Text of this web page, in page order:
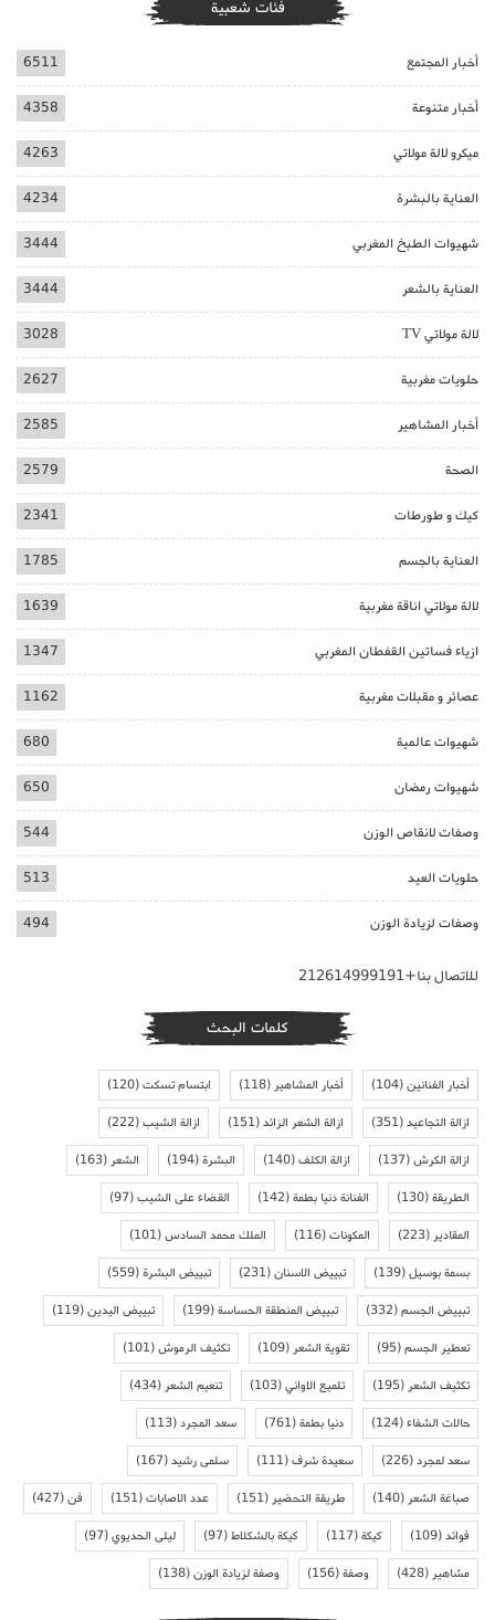
فئات شعبية
أخبار المجتمع 6511
أخبار متنوعة 4358
ميكرو لالة مولاتي 4263
العناية بالبشرة 4234
شهيوات الطبخ المغربي 3444
العناية بالشعر 3444
لالة مولاتي TV 3028
حلويات مغربية 2627
أخبار المشاهير 2585
الصحة 2579
كيك و طورطات 2341
العناية بالجسم 1785
لالة مولاتي اناقة مغربية 1639
ازياء فساتين القفطان المغربي 1347
عصائر و مقبلات مغربية 1162
شهيوات عالمية 680
شهيوات رمضان 650
وصفات لانقاص الوزن 544
حلويات العيد 513
وصفات لزيادة الوزن 494
للاتصال بنا+212614999191
كلمات البحث
أخبار الفنانين(104) أخبار المشاهير(118) ابتسام تسكت(120)
ازالة التجاعيد(351) ازالة الشعر الزائد(151) ازالة الشيب(222)
ازالة الكرش(137) ازالة الكلف(140) البشرة(194) الشعر(163)
الطريقة(130) الفنانة دنيا بطمة(142) القضاء على الشيب(97)
المقادير(223) المكونات(116) الملك محمد السادس(101)
بسمة بوسيل(139) تبييض الاسنان(231) تبييض البشرة(559)
تبييض الجسم(332) تبييض المنطقة الحساسة(199) تبييض اليدين(119)
تعطير الجسم(95) تقوية الشعر(109) تكثيف الرموش(101)
تكثيف الشعر(195) تلميع الاواني(103) تنعيم الشعر(434)
حالات الشفاء(124) دنيا بطمة(761) سعد المجرد(113)
سعد لمجرد(226) سعيدة شرف(111) سلمى رشيد(167)
صباغة الشعر(140) طريقة التحضير(151) عدد الاصابات(151) فن(427)
فوائد(109) كيكة(117) كيكة بالشكلاط(97) ليلى الحديوي(97)
مشاهير(428) وصفة(156) وصفة لزيادة الوزن(138)